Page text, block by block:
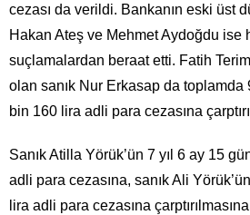
cezası da verildi. Bankanın eski üst
Hakan Ateş ve Mehmet Aydoğdu ise
suçlamalardan beraat etti. Fatih
olan sanık Nur Erkasap da toplamda
bin 160 lira adli para cezasına
Sanık Atilla Yörük’ün 7 yıl 6 ay 15
adli para cezasına, sanık Ali
lira adli para cezasına